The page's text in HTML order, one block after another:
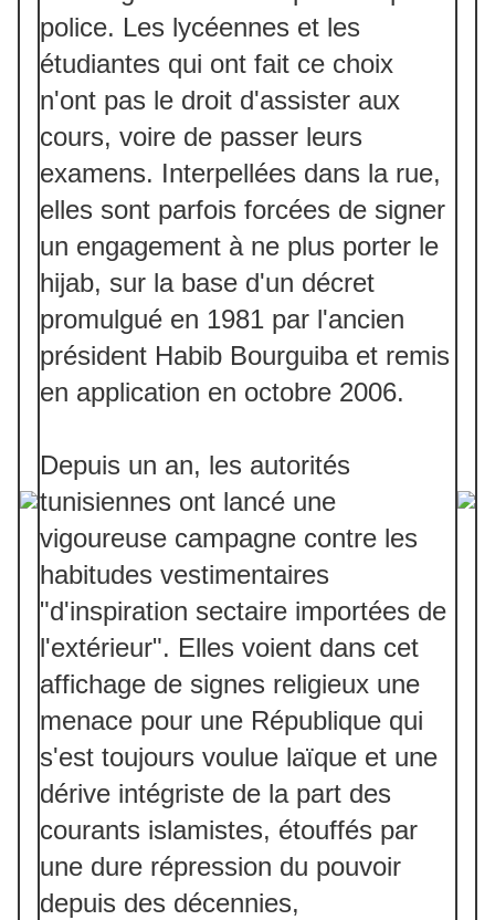
police. Les lycéennes et les
étudiantes qui ont fait ce choix
n'ont pas le droit d'assister aux
cours, voire de passer leurs
examens. Interpellées dans la rue,
elles sont parfois forcées de signer
un engagement à ne plus porter le
hijab, sur la base d'un décret
promulgué en 1981 par l'ancien
président Habib Bourguiba et remis
en application en octobre 2006.
Depuis un an, les autorités
tunisiennes ont lancé une
vigoureuse campagne contre les
habitudes vestimentaires
"d'inspiration sectaire importées de
l'extérieur". Elles voient dans cet
affichage de signes religieux une
menace pour une République qui
s'est toujours voulue laïque et une
dérive intégriste de la part des
courants islamistes, étouffés par
une dure répression du pouvoir
depuis des décennies,